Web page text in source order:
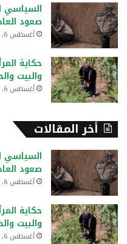
السياسي
صعود
أغسطس 6, 2026
حكاية
والبيت
أغسطس 6, 2026
أخر المقالات
السياسي
صعود
أغسطس 6, 2026
حكاية
والبيت
أغسطس 6, 2026